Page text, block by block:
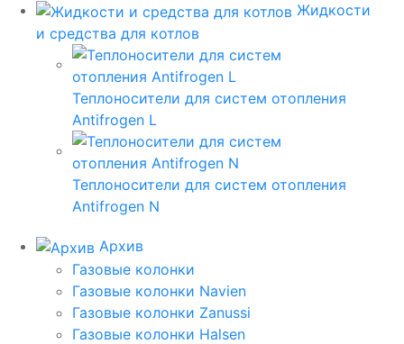
Жидкости
и средства для котлов
Теплоносители для систем отопления
Antifrogen L
Теплоносители для систем отопления
Antifrogen N
Архив
Газовые колонки
Газовые колонки Navien
Газовые колонки Zanussi
Газовые колонки Halsen